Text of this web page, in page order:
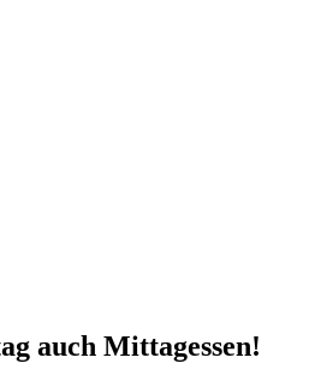
auch Mittagessen!